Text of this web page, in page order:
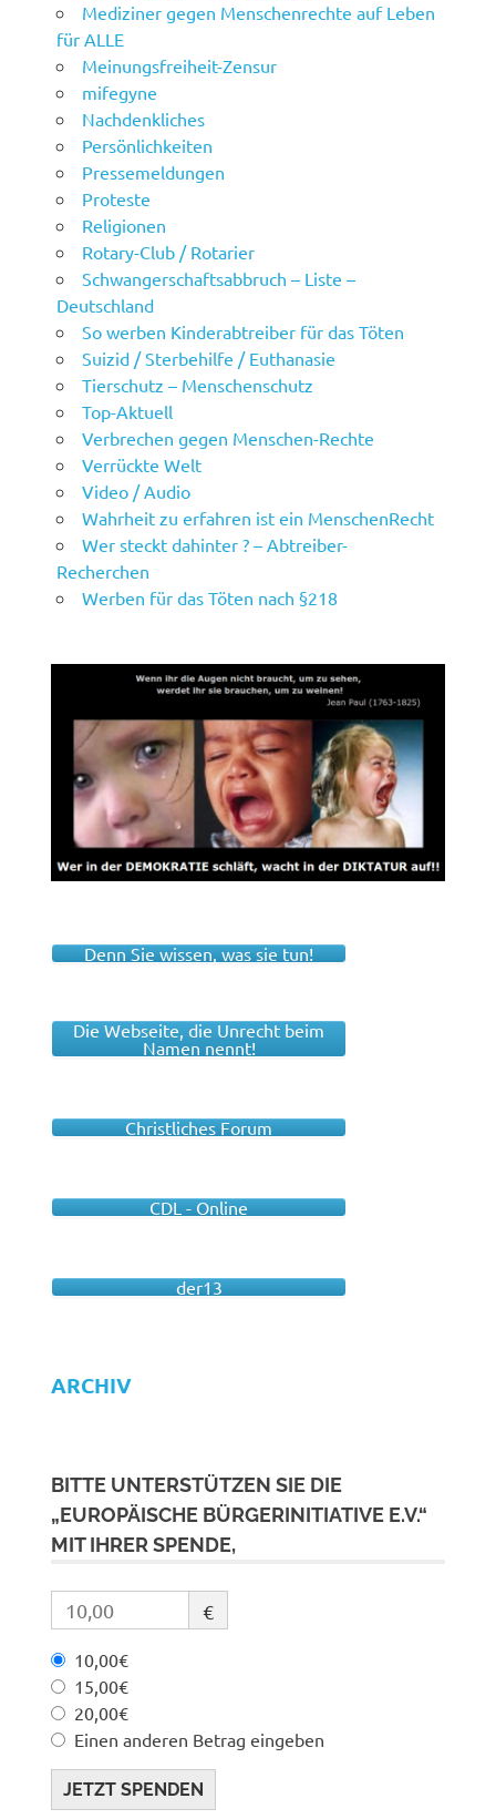
Mediziner gegen Menschenrechte auf Leben
für ALLE
Meinungsfreiheit-Zensur
mifegyne
Nachdenkliches
Persönlichkeiten
Pressemeldungen
Proteste
Religionen
Rotary-Club / Rotarier
Schwangerschaftsabbruch – Liste –
Deutschland
So werben Kinderabtreiber für das Töten
Suizid / Sterbehilfe / Euthanasie
Tierschutz – Menschenschutz
Top-Aktuell
Verbrechen gegen Menschen-Rechte
Verrückte Welt
Video / Audio
Wahrheit zu erfahren ist ein MenschenRecht
Wer steckt dahinter ? – Abtreiber-
Recherchen
Werben für das Töten nach §218
Denn Sie wissen, was sie tun!
Die Webseite, die Unrecht beim
Namen nennt!
Christliches Forum
CDL - Online
der13
ARCHIV
BITTE UNTERSTÜTZEN SIE DIE
„EUROPÄISCHE BÜRGERINITIATIVE E.V.“
MIT IHRER SPENDE,
€
10,00€
15,00€
20,00€
Einen anderen Betrag eingeben
JETZT SPENDEN